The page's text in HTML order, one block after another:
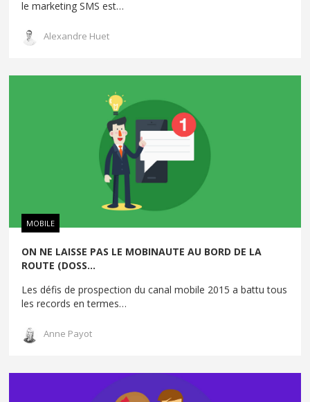
le marketing SMS est…
Alexandre Huet
MOBILE
ON NE LAISSE PAS LE MOBINAUTE AU BORD DE LA
ROUTE (DOSS...
Les défis de prospection du canal mobile 2015 a battu tous
les records en termes…
Anne Payot